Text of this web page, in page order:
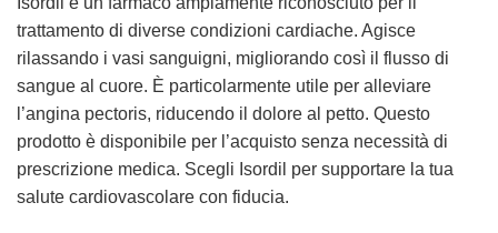
trattamento di diverse condizioni cardiache. Agisce
rilassando i vasi sanguigni, migliorando così il flusso di
sangue al cuore. È particolarmente utile per alleviare
l’angina pectoris, riducendo il dolore al petto. Questo
prodotto è disponibile per l’acquisto senza necessità di
prescrizione medica. Scegli Isordil per supportare la tua
salute cardiovascolare con fiducia.